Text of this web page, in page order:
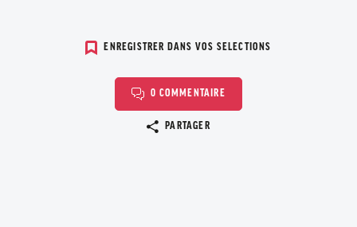
ENREGISTRER DANS VOS SELECTIONS
0 COMMENTAIRE
PARTAGER